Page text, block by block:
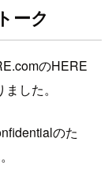
ーク
のHERE
した。
のた